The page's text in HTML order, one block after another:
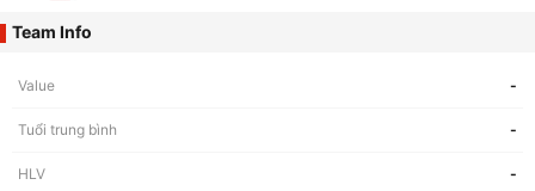
Team Info
Value -
Tuổi trung bình -
HLV -